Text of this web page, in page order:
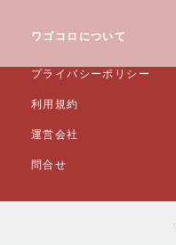
ワゴコロについて
プライバシーポリシー
利用規約
運営会社
問合せ